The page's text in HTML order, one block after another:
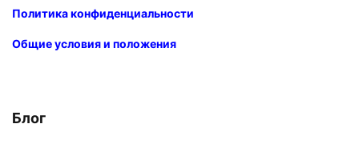
Политика конфиденциальности
Общие условия и положения
Блог